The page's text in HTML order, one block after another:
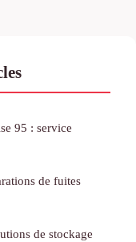
95 : service
de fuites
de stockage